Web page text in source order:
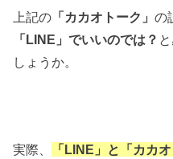
上記の 「カカオトーク」の
「LINE」でいいのでは？
しょうか。
実際、
「LINE」と「カカ